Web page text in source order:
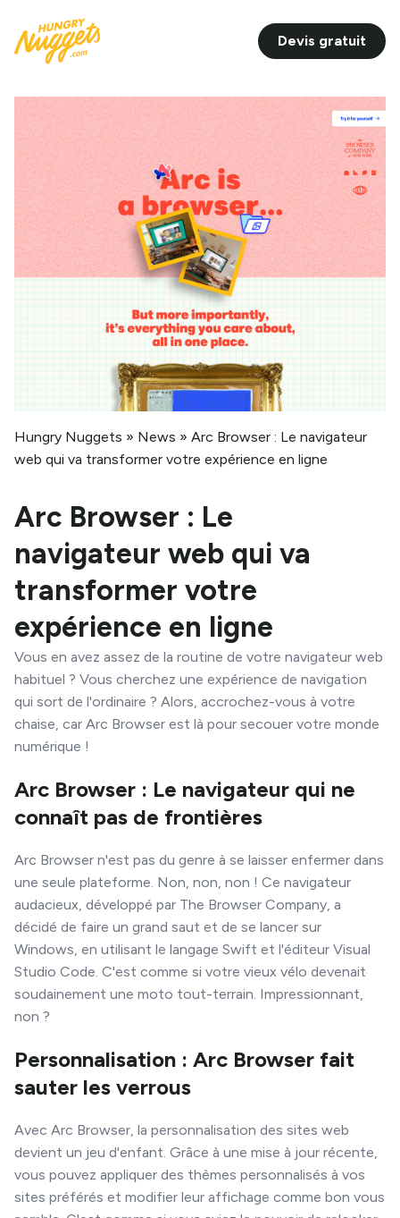
Devis gratuit
Hungry Nuggets » News » Arc Browser : Le navigateur
web qui va transformer votre expérience en ligne
Arc Browser : Le
navigateur web qui va
transformer votre
expérience en ligne
Vous en avez assez de la routine de votre navigateur web
habituel ? Vous cherchez une expérience de navigation
qui sort de l'ordinaire ? Alors, accrochez-vous à votre
chaise, car Arc Browser est là pour secouer votre monde
numérique !
Arc Browser : Le navigateur qui ne
connaît pas de frontières
Arc Browser n'est pas du genre à se laisser enfermer dans
une seule plateforme. Non, non, non ! Ce navigateur
audacieux, développé par The Browser Company, a
décidé de faire un grand saut et de se lancer sur
Windows, en utilisant le langage Swift et l'éditeur Visual
Studio Code. C'est comme si votre vieux vélo devenait
soudainement une moto tout-terrain. Impressionnant,
non ?
Personnalisation : Arc Browser fait
sauter les verrous
Avec Arc Browser, la personnalisation des sites web
devient un jeu d'enfant. Grâce à une mise à jour récente,
vous pouvez appliquer des thèmes personnalisés à vos
sites préférés et modifier leur affichage comme bon vous